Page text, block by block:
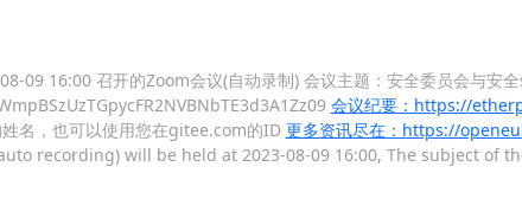
09 16:00 召开的Zoom会议(自动录制) 会议主题：安全委员会与安全
会议纪要：https://
名，也可以使用您在gitee.com的ID 更多资讯尽在：https://
recording) will be held at 2023-08-09 16:00, The subject of